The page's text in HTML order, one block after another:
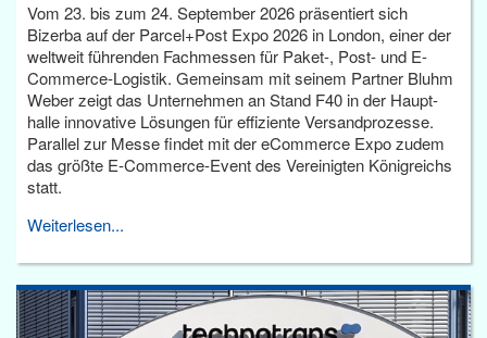
Vom 23. bis zum 24. September 2026 präsentiert sich
Bizerba auf der Parcel+Post Expo 2026 in London, einer der
weltweit führenden Fachmessen für Paket-, Post- und E-
Commerce-Logistik. Gemeinsam mit seinem Partner Bluhm
Weber zeigt das Unternehmen an Stand F40 in der Haupt­
halle innovative Lösungen für effiziente Versandprozesse.
Parallel zur Messe findet mit der eCommerce Expo zudem
das größte E-Commerce-Event des Vereinigten Königreichs
statt.
Weiterlesen...